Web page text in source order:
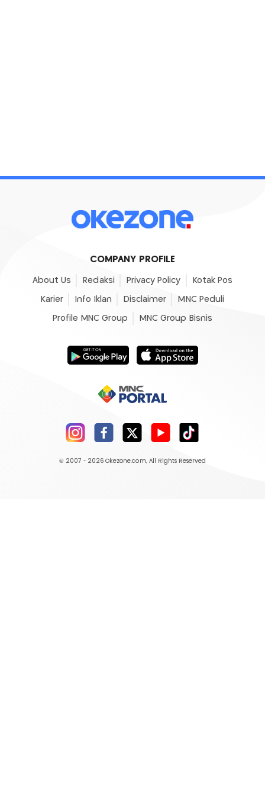
COMPANY PROFILE
About Us Redaksi Privacy Policy Kotak Pos
Karier Info Iklan Disclaimer MNC Peduli
Profile MNC Group MNC Group Bisnis
© 2007 - 2026 Okezone.com, All Rights Reserved